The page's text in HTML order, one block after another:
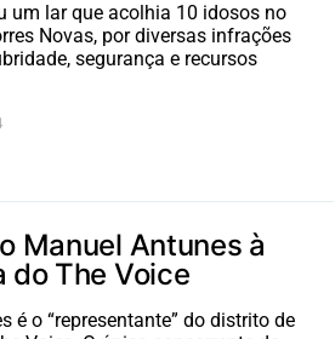
um lar que acolhia 10 idosos no
Novas, por diversas infrações
segurança e recursos
Manuel Antunes à
do The Voice
é o “representante” do distrito de